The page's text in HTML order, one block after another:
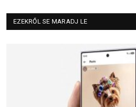
EZEKRŐL SE MARADJ LE